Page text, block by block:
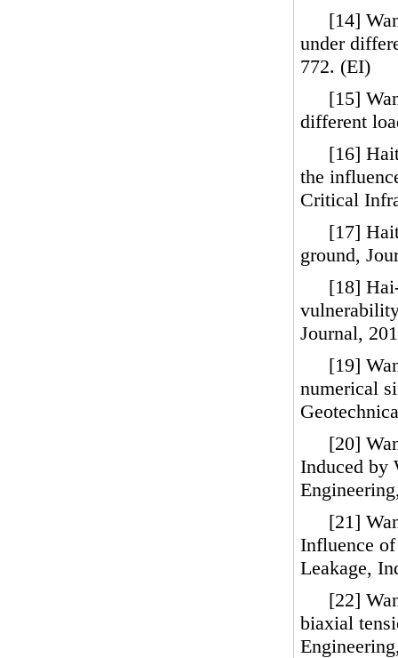
[14]
under
772. (EI)
[15]
different
[16]
the
Critical
[17]
ground,
[18]
Journal,
[19]
numerical
[20]
Induced by
[21]
Influence
Leakage,
[22]
biaxial